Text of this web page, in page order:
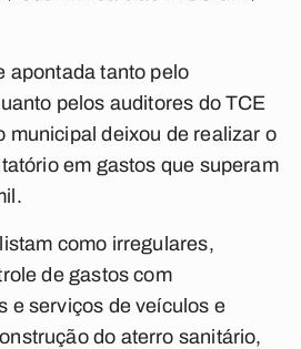
apontada tanto pelo
pelos auditores do TCE
municipal deixou de realizar o
em gastos que superam
como irregulares,
de gastos com
e serviços de veículos e
do aterro sanitário,